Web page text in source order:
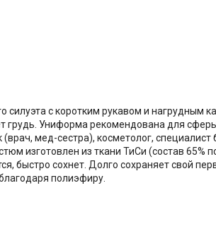
силуэта с коротким рукавом и нагрудным
грудь. Униформа рекомендована для
мед-сестра), косметолог,
изготовлен из ткани ТиСи (состав 65%
быстро сохнет. Долго сохраняет свой
полиэфиру.